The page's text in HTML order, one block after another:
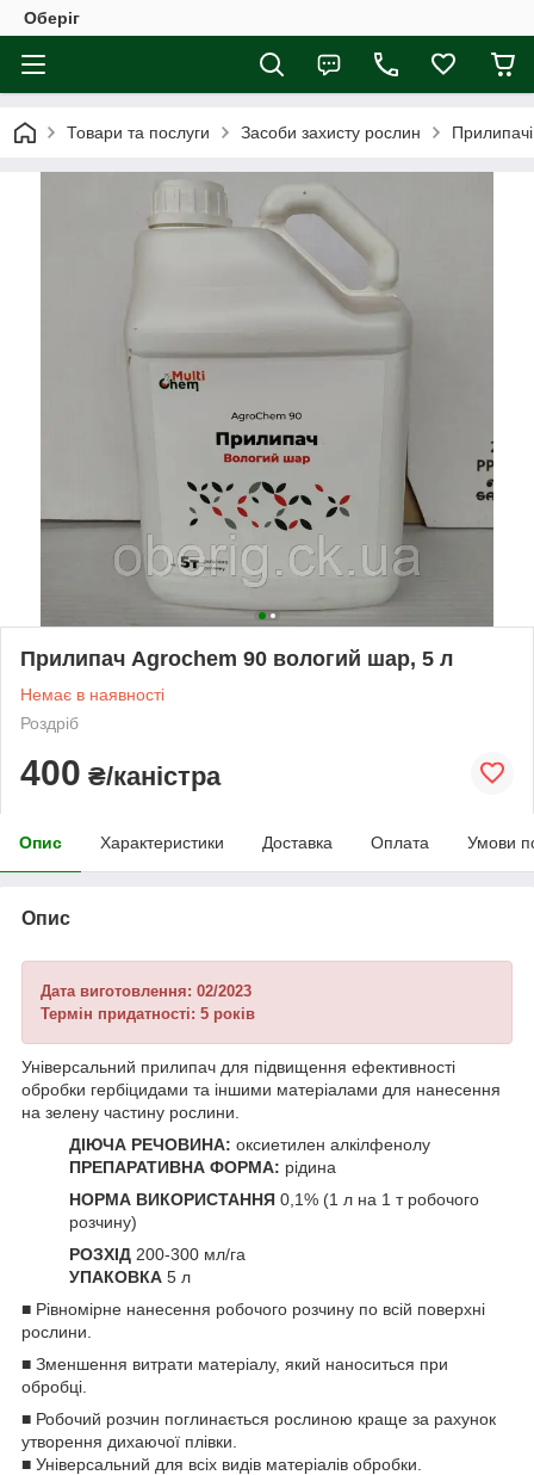
Оберіг
Товари та послуги Засоби захисту рослин Прилипачі
Прилипач Agrochem 90 вологий шар, 5 л
Немає в наявності
Роздріб
400 ₴/каністра
Опис Характеристики Доставка Оплата Умови
Опис
Дата виготовлення: 02/2023
Термін придатності: 5 років
Універсальний прилипач для підвищення ефективності
обробки гербіцидами та іншими матеріалами для нанесення
на зелену частину рослини.
ДІЮЧА РЕЧОВИНА: оксиетилен алкілфенолу
ПРЕПАРАТИВНА ФОРМА: рідина
НОРМА ВИКОРИСТАННЯ 0,1% (1 л на 1 т робочого
розчину)
РОЗХІД 200-300 мл/га
УПАКОВКА 5 л
■ Рівномірне нанесення робочого розчину по всій поверхні
рослини.
■ Зменшення витрати матеріалу, який наноситься при
обробці.
■ Робочий розчин поглинається рослиною краще за рахунок
утворення дихаючої плівки.
■ Універсальний для всіх видів матеріалів обробки.